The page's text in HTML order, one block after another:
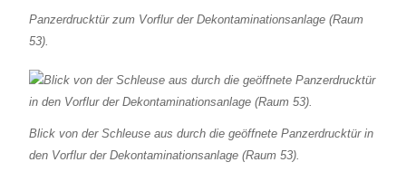
Panzerdrucktür zum Vorflur der Dekontaminationsanlage (Raum
53).
Blick von der Schleuse aus durch die geöffnete Panzerdrucktür in
den Vorflur der Dekontaminationsanlage (Raum 53).